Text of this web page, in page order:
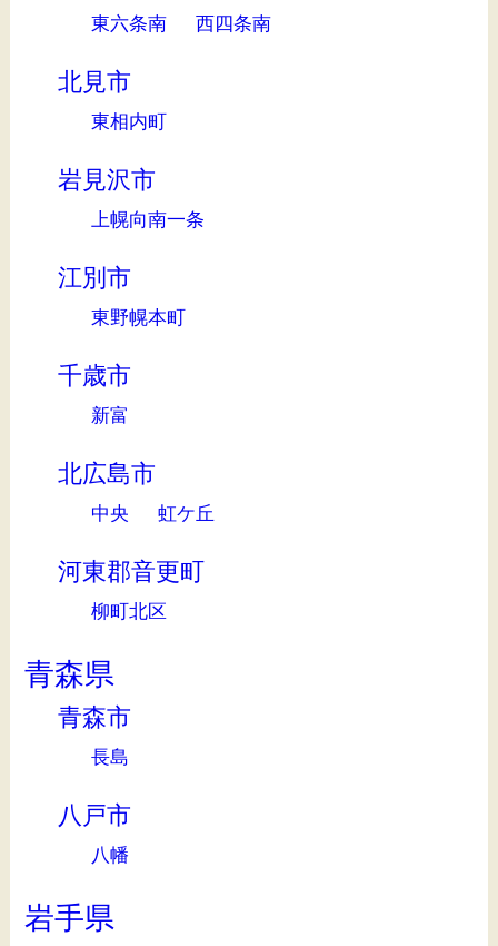
東六条南 西四条南
北見市
東相内町
岩見沢市
上幌向南一条
江別市
東野幌本町
千歳市
新富
北広島市
中央 虹ケ丘
河東郡音更町
柳町北区
青森県
青森市
長島
八戸市
八幡
岩手県